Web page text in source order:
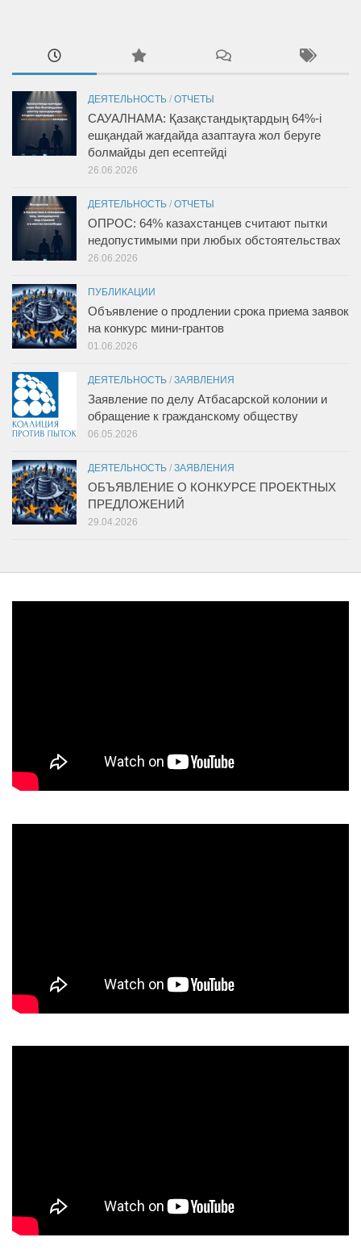
ДЕЯТЕЛЬНОСТЬ / ОТЧЕТЫ
САУАЛНАМА: Қазақстандықтардың 64%-і
ешқандай жағдайда азаптауға жол беруге
болмайды деп есептейді
26.06.2026
ДЕЯТЕЛЬНОСТЬ / ОТЧЕТЫ
ОПРОС: 64% казахстанцев считают пытки
недопустимыми при любых обстоятельствах
26.06.2026
ПУБЛИКАЦИИ
Объявление о продлении срока приема заявок
на конкурс мини-грантов
01.06.2026
ДЕЯТЕЛЬНОСТЬ / ЗАЯВЛЕНИЯ
Заявление по делу Атбасарской колонии и
обращение к гражданскому обществу
06.05.2026
ДЕЯТЕЛЬНОСТЬ / ЗАЯВЛЕНИЯ
ОБЪЯВЛЕНИЕ О КОНКУРСЕ ПРОЕКТНЫХ
ПРЕДЛОЖЕНИЙ
29.04.2026